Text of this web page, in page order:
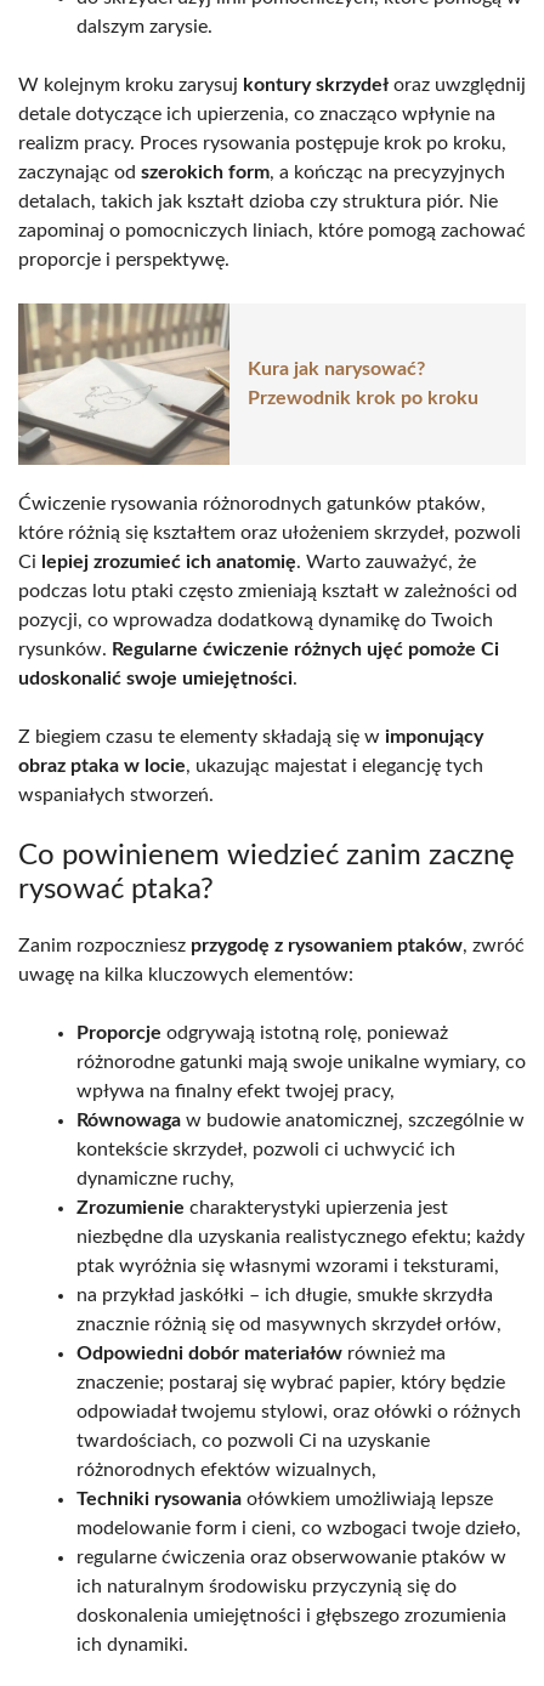
dalszym zarysie.
W kolejnym kroku zarysuj kontury skrzydeł oraz uwzględnij
detale dotyczące ich upierzenia, co znacząco wpłynie na
realizm pracy. Proces rysowania postępuje krok po kroku,
zaczynając od szerokich form, a kończąc na precyzyjnych
detalach, takich jak kształt dzioba czy struktura piór. Nie
zapominaj o pomocniczych liniach, które pomogą zachować
proporcje i perspektywę.
Kura jak narysować?
Przewodnik krok po kroku
Ćwiczenie rysowania różnorodnych gatunków ptaków,
które różnią się kształtem oraz ułożeniem skrzydeł, pozwoli
Ci lepiej zrozumieć ich anatomię. Warto zauważyć, że
podczas lotu ptaki często zmieniają kształt w zależności od
pozycji, co wprowadza dodatkową dynamikę do Twoich
rysunków. Regularne ćwiczenie różnych ujęć pomoże Ci
udoskonalić swoje umiejętności.
Z biegiem czasu te elementy składają się w imponujący
obraz ptaka w locie, ukazując majestat i elegancję tych
wspaniałych stworzeń.
Co powinienem wiedzieć zanim zacznę
rysować ptaka?
Zanim rozpoczniesz przygodę z rysowaniem ptaków, zwróć
uwagę na kilka kluczowych elementów:
Proporcje odgrywają istotną rolę, ponieważ
różnorodne gatunki mają swoje unikalne wymiary, co
wpływa na finalny efekt twojej pracy,
Równowaga w budowie anatomicznej, szczególnie w
kontekście skrzydeł, pozwoli ci uchwycić ich
dynamiczne ruchy,
Zrozumienie charakterystyki upierzenia jest
niezbędne dla uzyskania realistycznego efektu; każdy
ptak wyróżnia się własnymi wzorami i teksturami,
na przykład jaskółki – ich długie, smukłe skrzydła
znacznie różnią się od masywnych skrzydeł orłów,
Odpowiedni dobór materiałów również ma
znaczenie; postaraj się wybrać papier, który będzie
odpowiadał twojemu stylowi, oraz ołówki o różnych
twardościach, co pozwoli Ci na uzyskanie
różnorodnych efektów wizualnych,
Techniki rysowania ołówkiem umożliwiają lepsze
modelowanie form i cieni, co wzbogaci twoje dzieło,
regularne ćwiczenia oraz obserwowanie ptaków w
ich naturalnym środowisku przyczynią się do
doskonalenia umiejętności i głębszego zrozumienia
ich dynamiki.